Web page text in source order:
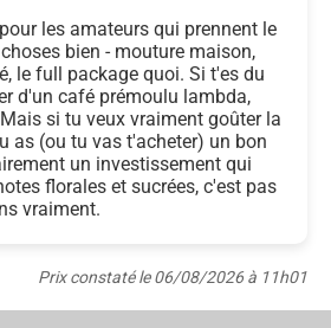
les amateurs qui prennent le
bien - mouture maison,
le full package quoi. Si t'es du
d'un café prémoulu lambda,
si tu veux vraiment goûter la
as (ou tu vas t'acheter) un bon
un investissement qui
florales et sucrées, c'est pas
vraiment.
Prix constaté le 06/08/2026 à 11h01